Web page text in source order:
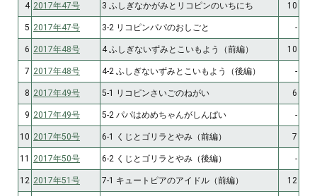
4 2017年47号 3 ふしぎなかがみとリコピンのいちにち 10
5 2017年47号 3-2 リコピンパパのおしごと -
6 2017年48号 4 ふしぎないずみとこいもよう（前編） 10
7 2017年48号 4-2 ふしぎないずみとこいもよう（後編） -
8 2017年49号 5-1 リコピンさいごのねがい 6
9 2017年49号 5-2 パパはめめちゃんがしんぱい -
10 2017年50号 6-1 くじとゴリラとやみ（前編） 7
11 2017年50号 6-2 くじとゴリラとやみ（後編） -
12 2017年51号 7-1 キュートピアのアイドル（前編） 12